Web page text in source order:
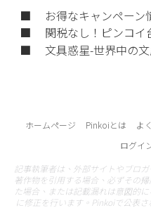
■ お得なキャンペーン
■ 関税なし！ピンコイ
■ 文具惑星-世界中の文
ホームページ Pinkoiとは よ
ログイ
記事執筆者は、外部サイトやブロ
著作物を引用する場合、必ずその
た場合、または記載漏れは意図的
に修正を行います。Pinkoiで公表